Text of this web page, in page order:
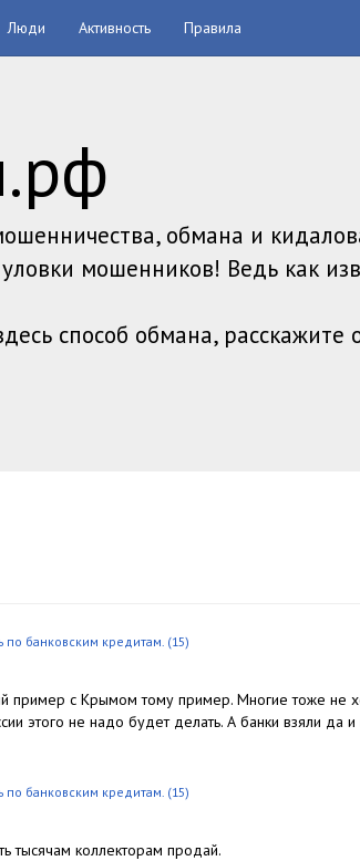
Люди Активность Правила
обмана и
мошенников! Ведь как
способ обмана, расскажите
по банковским кредитам. (15)
пример с Крымом тому пример. Многие тоже не
этого не надо будет делать. А банки взяли да
по банковским кредитам. (15)
тысячам коллекторам продай.